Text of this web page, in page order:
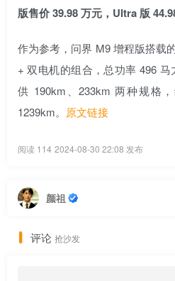
版售价 39.98 万元，Ultra 版
作为参考，问界 M9 增程版搭载
+ 双电机的组合，总功率 496 马
供 190km、233km 两种规格
1239km。 原文链接
阅读 114 2024-08-30 22:08 发布
颜祖
评论 抢沙发